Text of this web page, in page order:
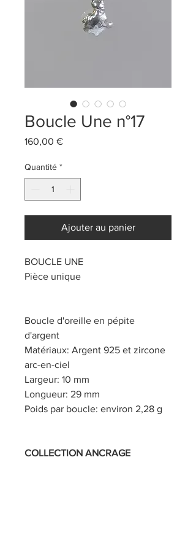
Boucle Une n°17
160,00 €Prix
Quantité *
Ajouter au panier
BOUCLE UNE
Pièce unique
Boucle d'oreille en pépite
d'argent
Matériaux: Argent 925 et zircone
arc-en-ciel
Largeur: 10 mm
Longueur: 29 mm
Poids par boucle: environ 2,28 g
COLLECTION ANCRAGE